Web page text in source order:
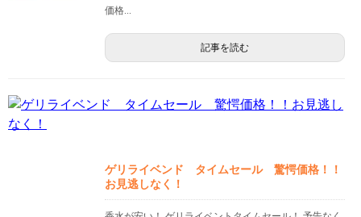
価格...
記事を読む
ゲリライベンド タイムセール 驚愕価格！！
お見逃しなく！